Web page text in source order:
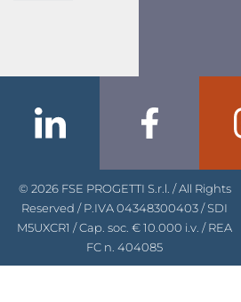
© 2026 FSE PROGETTI S.r.l. / All Rights
Reserved / P.IVA 04348300403 / SDI
M5UXCR1 / Cap. soc. € 10.000 i.v. / REA
FC n. 404085